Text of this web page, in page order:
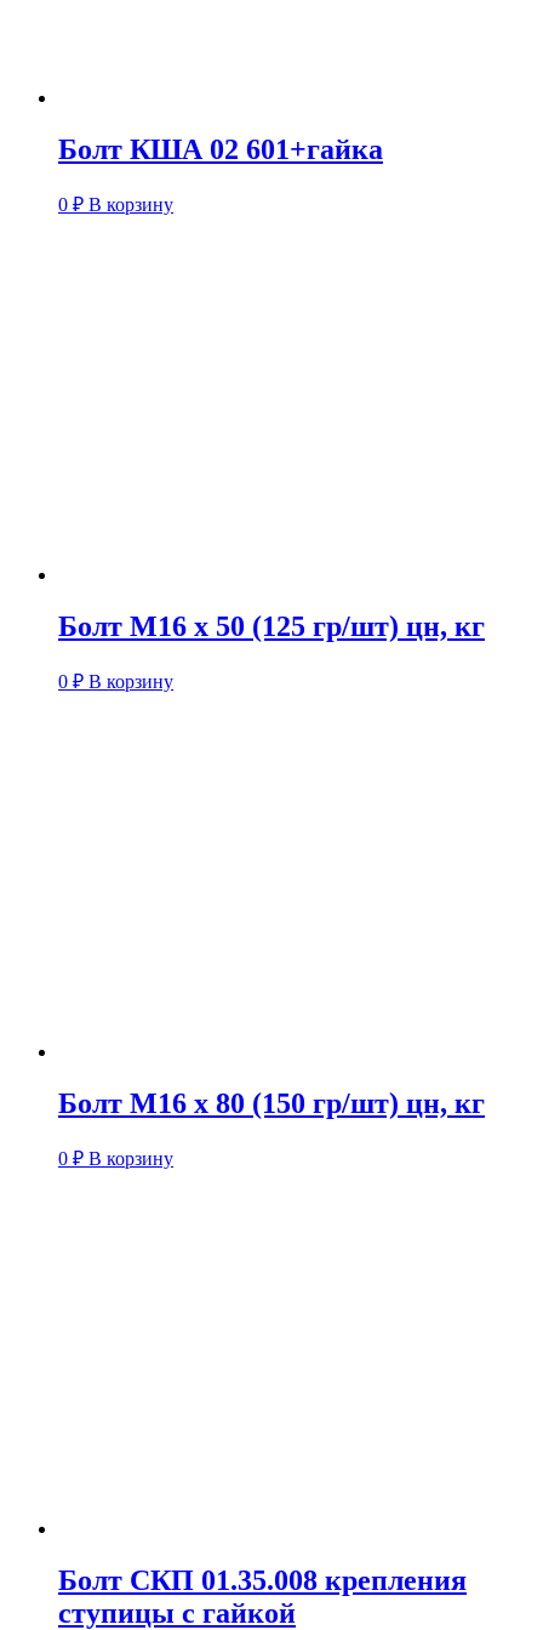
Болт КША 02 601+гайка
0 ₽ В корзину
Болт М16 х 50 (125 гр/шт) цн, кг
0 ₽ В корзину
Болт М16 х 80 (150 гр/шт) цн, кг
0 ₽ В корзину
Болт СКП 01.35.008 крепления
ступицы с гайкой